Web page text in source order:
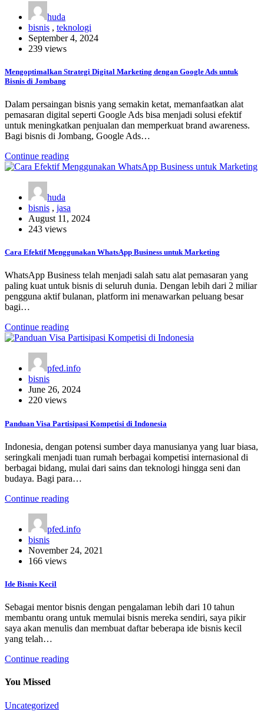
huda
bisnis , teknologi
September 4, 2024
239 views
Mengoptimalkan Strategi Digital Marketing dengan Google Ads untuk
Bisnis di Jombang
Dalam persaingan bisnis yang semakin ketat, memanfaatkan alat
pemasaran digital seperti Google Ads bisa menjadi solusi efektif
untuk meningkatkan penjualan dan memperkuat brand awareness.
Bagi bisnis di Jombang, Google Ads…
Continue reading
huda
bisnis , jasa
August 11, 2024
243 views
Cara Efektif Menggunakan WhatsApp Business untuk Marketing
WhatsApp Business telah menjadi salah satu alat pemasaran yang
paling kuat untuk bisnis di seluruh dunia. Dengan lebih dari 2 miliar
pengguna aktif bulanan, platform ini menawarkan peluang besar
bagi…
Continue reading
pfed.info
bisnis
June 26, 2024
220 views
Panduan Visa Partisipasi Kompetisi di Indonesia
Indonesia, dengan potensi sumber daya manusianya yang luar biasa,
seringkali menjadi tuan rumah berbagai kompetisi internasional di
berbagai bidang, mulai dari sains dan teknologi hingga seni dan
budaya. Bagi para…
Continue reading
pfed.info
bisnis
November 24, 2021
166 views
Ide Bisnis Kecil
Sebagai mentor bisnis dengan pengalaman lebih dari 10 tahun
membantu orang untuk memulai bisnis mereka sendiri, saya pikir
saya akan menulis dan membuat daftar beberapa ide bisnis kecil
yang telah…
Continue reading
You Missed
Uncategorized